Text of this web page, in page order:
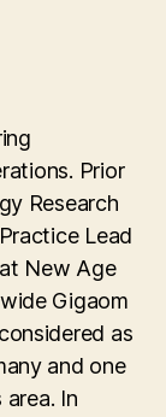
Prior
Research
Lead
New Age
Gigaom
as
and one
In